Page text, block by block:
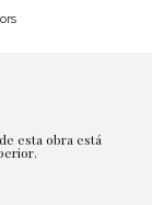
esta obra está